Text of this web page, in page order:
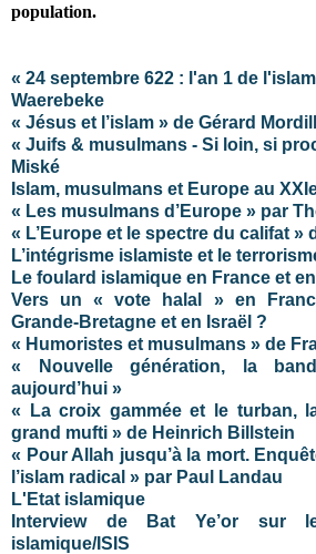
population.
« 24 septembre 622 : l'an 1 de
Waerebeke
« Jésus et l’islam » de Gérard
« Juifs & musulmans - Si loin, si
Miské
Islam, musulmans et Europe au
« Les musulmans d’Europe » par
« L’Europe et le spectre du califat »
L’intégrisme islamiste et le
Le foulard islamique en France et
Vers un « vote halal » en
Grande-Bretagne et en Israël ?
« Humoristes et musulmans » de
« Nouvelle génération, la
aujourd’hui »
« La croix gammée et le turban,
grand mufti » de Heinrich Billstein
« Pour Allah jusqu’à la mort.
l’islam radical » par Paul Landau
L'Etat islamique
Interview de Bat Ye’or sur
islamique/ISIS